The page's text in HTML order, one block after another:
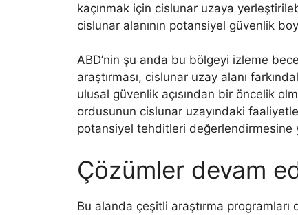
kaçınmak için cislunar uzaya
cislunar alanının potansiyel güvenlik
ABD’nin şu anda bu bölgeyi izleme
araştırması, cislunar uzay alanı
ulusal güvenlik açısından bir öncelik
ordusunun cislunar uzayındaki
potansiyel tehditleri değerlendirmesine
Çözümler devam
Bu alanda çeşitli araştırma programları